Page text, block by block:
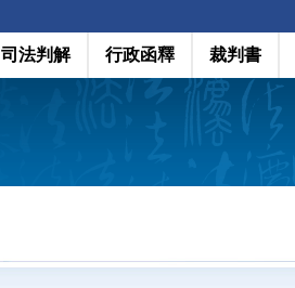
司法判解 行政函釋 裁判書